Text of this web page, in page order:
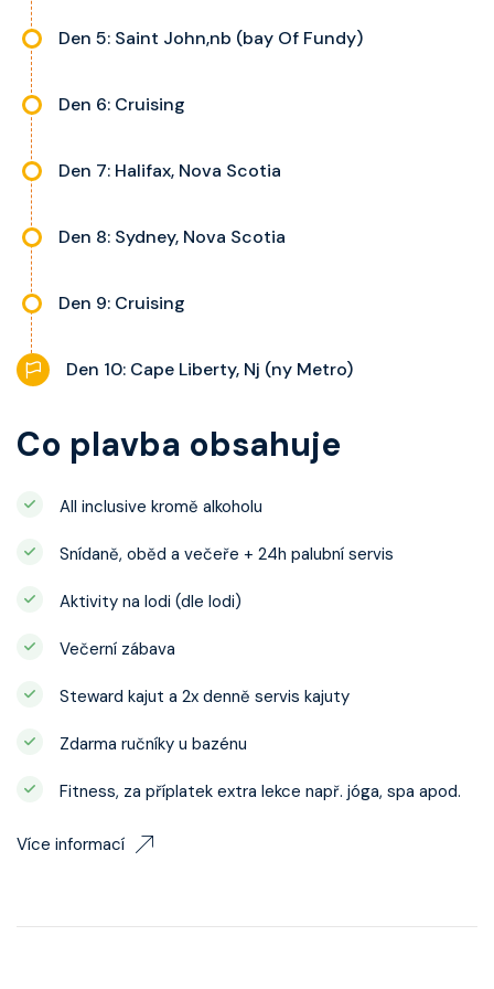
Den 5: Saint John,nb (bay Of Fundy)
Den 6: Cruising
Den 7: Halifax, Nova Scotia
Den 8: Sydney, Nova Scotia
Den 9: Cruising
Den 10: Cape Liberty, Nj (ny Metro)
Co plavba obsahuje
All inclusive kromě alkoholu
Snídaně, oběd a večeře + 24h palubní servis
Aktivity na lodi (dle lodi)
Večerní zábava
Steward kajut a 2x denně servis kajuty
Zdarma ručníky u bazénu
Fitness, za příplatek extra lekce např. jóga, spa apod.
Více informací